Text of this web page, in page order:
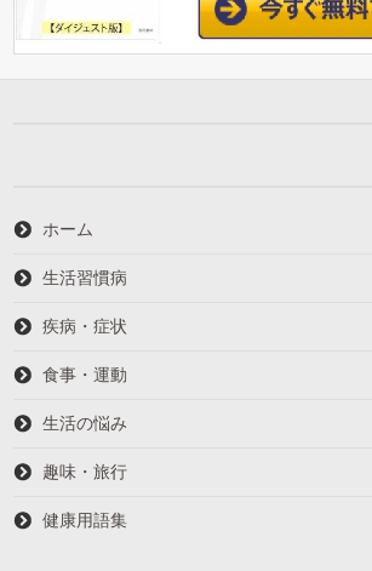
ホーム
生活習慣病
疾病・症状
食事・運動
生活の悩み
趣味・旅行
健康用語集